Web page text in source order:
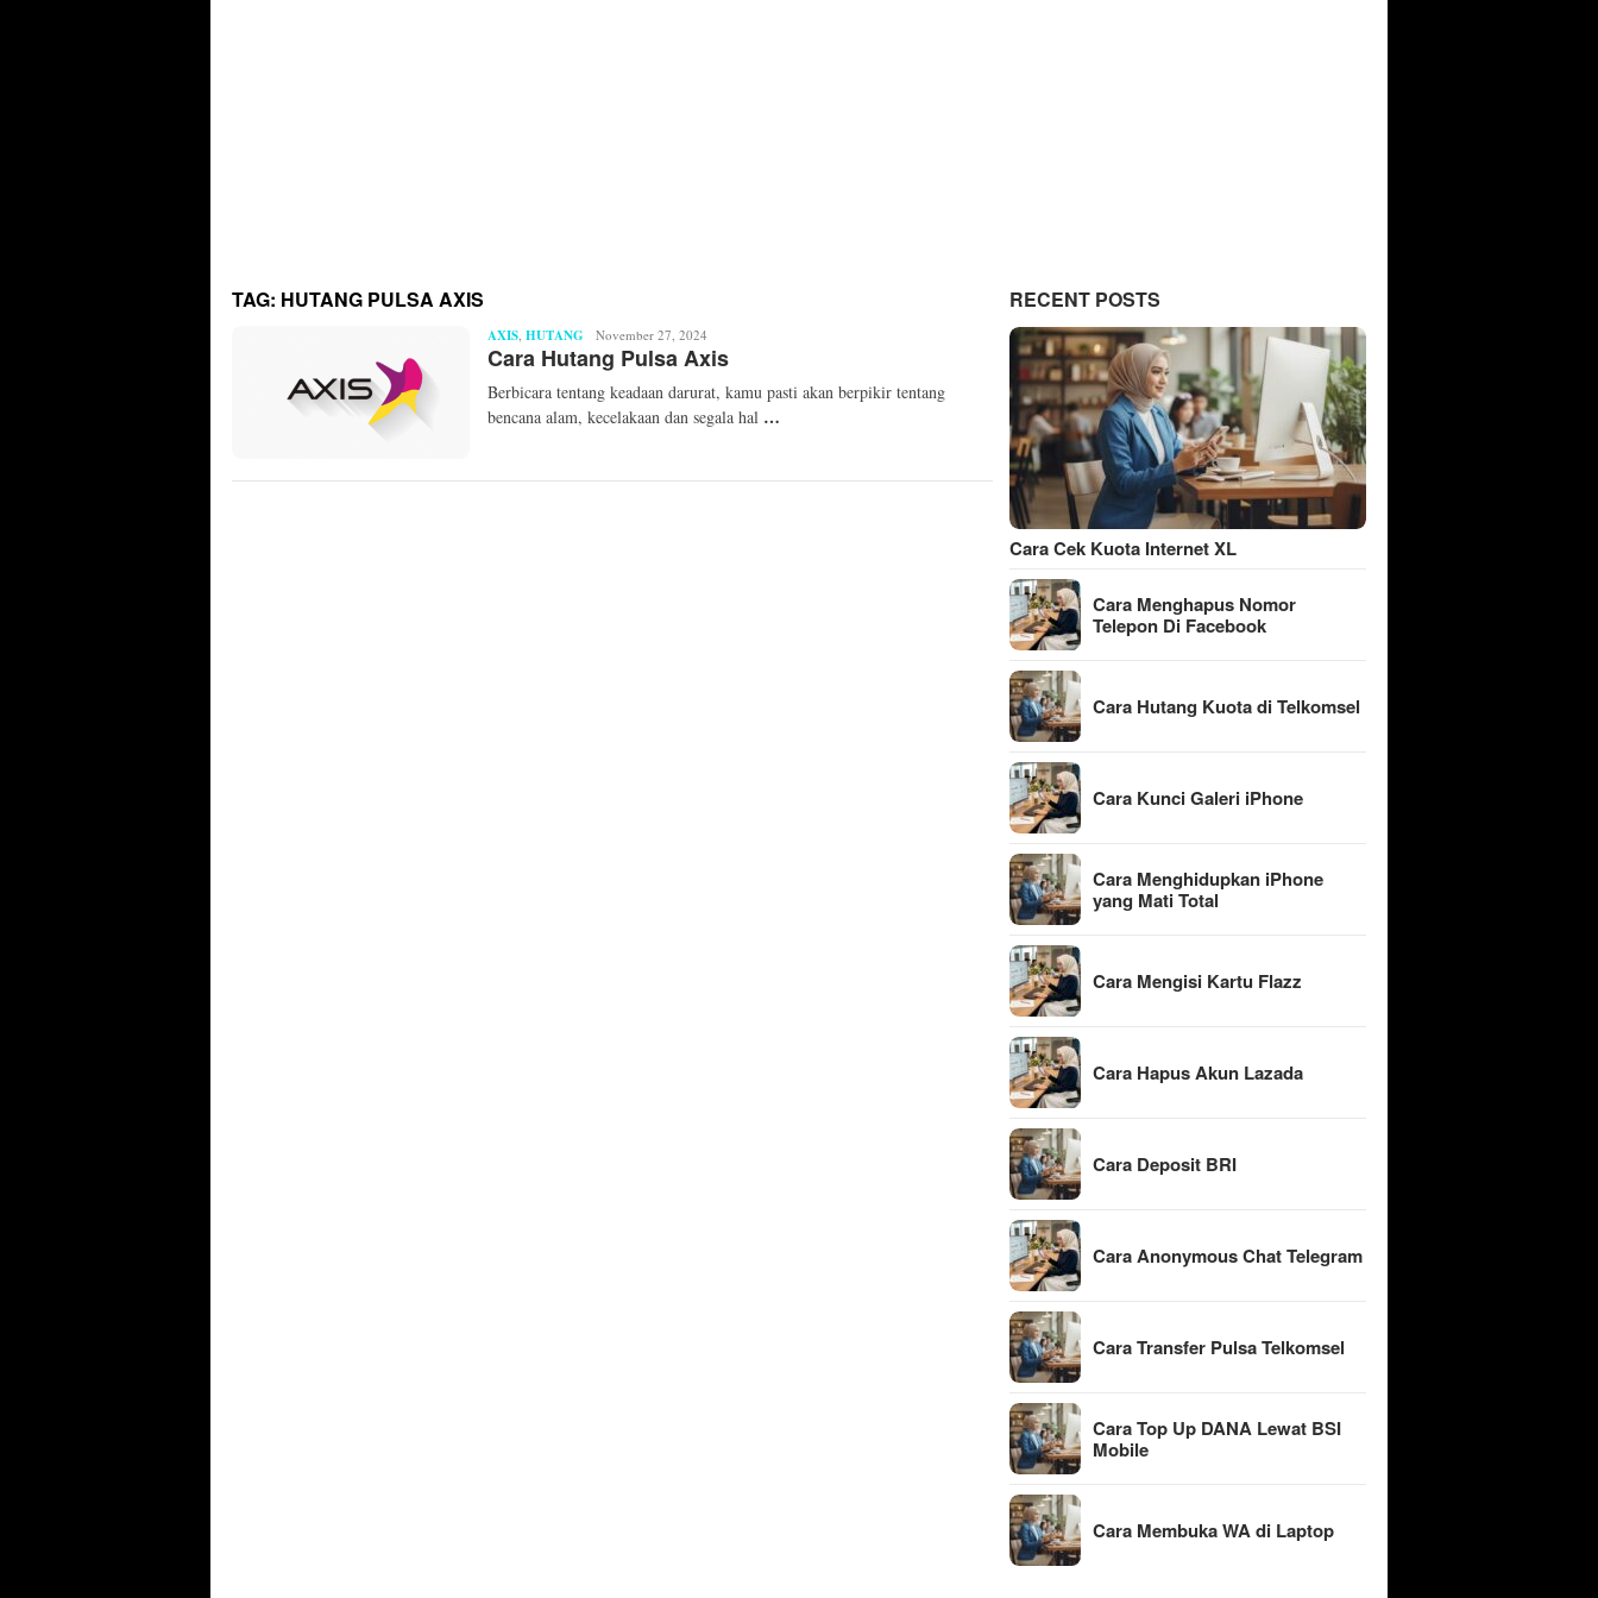
TAG: HUTANG PULSA AXIS
AXIS, HUTANG Radian
Zaninta
November 27, 2024
Cara Hutang Pulsa Axis
Berbicara tentang keadaan darurat, kamu pasti akan berpikir tentang
bencana alam, kecelakaan dan segala hal …
RECENT POSTS
Cara Cek Kuota Internet XL
Cara Menghapus Nomor
Telepon Di Facebook
Cara Hutang Kuota di Telkomsel
Cara Kunci Galeri iPhone
Cara Menghidupkan iPhone
yang Mati Total
Cara Mengisi Kartu Flazz
Cara Hapus Akun Lazada
Cara Deposit BRI
Cara Anonymous Chat Telegram
Cara Transfer Pulsa Telkomsel
Cara Top Up DANA Lewat BSI
Mobile
Cara Membuka WA di Laptop